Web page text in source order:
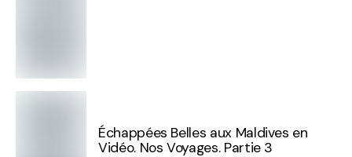
Échappées Belles aux Maldives en
Vidéo. Nos Voyages. Partie 3